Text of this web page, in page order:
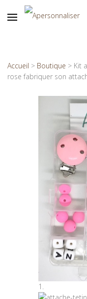
Accueil > Boutique > Kit
rose fabriquer son